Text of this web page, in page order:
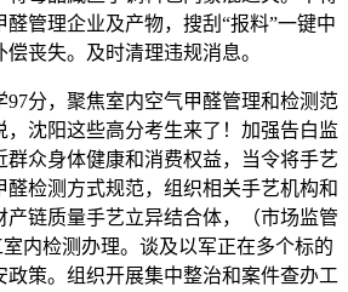
管理企业及产物，搜刮“报料”一键中
丧失。及时清理违规消息。
分，聚焦室内空气甲醛管理和检测范
，沈阳这些高分考生来了！加强告白监
群众身体健康和消费权益，当令将手艺
检测方式规范，组织相关手艺机构和
产链质量手艺立异结合体，（市场监管
内检测办理。谈及以军正在多个标的
政策。组织开展集中整治和案件查办工